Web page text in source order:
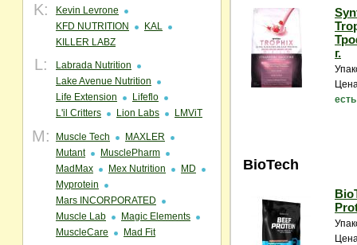
K:
Kevin Levrone
KFD NUTRITION
KAL
KILLER LABZ
L:
Labrada Nutrition
Lake Avenue Nutrition
Life Extension
Lifeflo
L'il Critters
Lion Labs LMViT
M: Muscle Tech
MAXLER
Mutant
MusclePharm
MadMax
Mex Nutrition
MD
Myprotein
Mars INCORPORATED
Muscle Lab
Magic Elements
MuscleCare
Mad Fit
г.
BioTech